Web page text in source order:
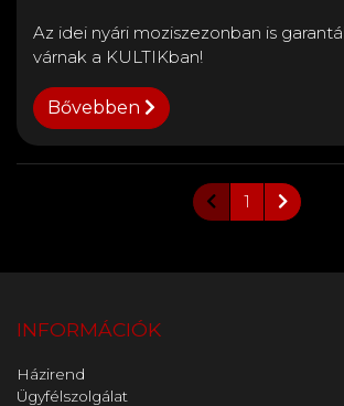
Az idei nyári moziszezonban is
várnak a KULTIKban!
Bővebben
1
INFORMÁCIÓK
Házirend
Ügyfélszolgálat